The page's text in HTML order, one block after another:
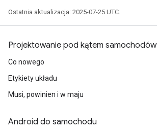
Ostatnia aktualizacja: 2025-07-25 UTC.
Projektowanie pod kątem samochodów
Co nowego
Etykiety układu
Musi, powinien i w maju
Android do samochodu